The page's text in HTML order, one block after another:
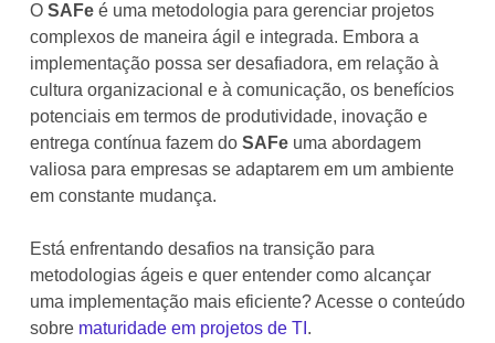
O SAFe é uma metodologia para gerenciar projetos
complexos de maneira ágil e integrada. Embora a
implementação possa ser desafiadora, em relação à
cultura organizacional e à comunicação, os benefícios
potenciais em termos de produtividade, inovação e
entrega contínua fazem do SAFe uma abordagem
valiosa para empresas se adaptarem em um ambiente
em constante mudança.
Está enfrentando desafios na transição para
metodologias ágeis e quer entender como alcançar
uma implementação mais eficiente? Acesse o conteúdo
sobre maturidade em projetos de TI .